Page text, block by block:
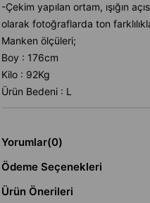
-Çekim yapılan ortam, ışığın
olarak fotoğraflarda ton
Manken ölçüleri;
Boy : 176cm
Kilo : 92Kg
Ürün Bedeni : L
Yorumlar(0)
Ödeme Seçenekleri
Ürün Önerileri